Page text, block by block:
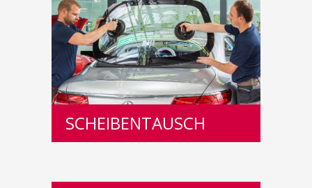
SCHEIBENTAUSCH